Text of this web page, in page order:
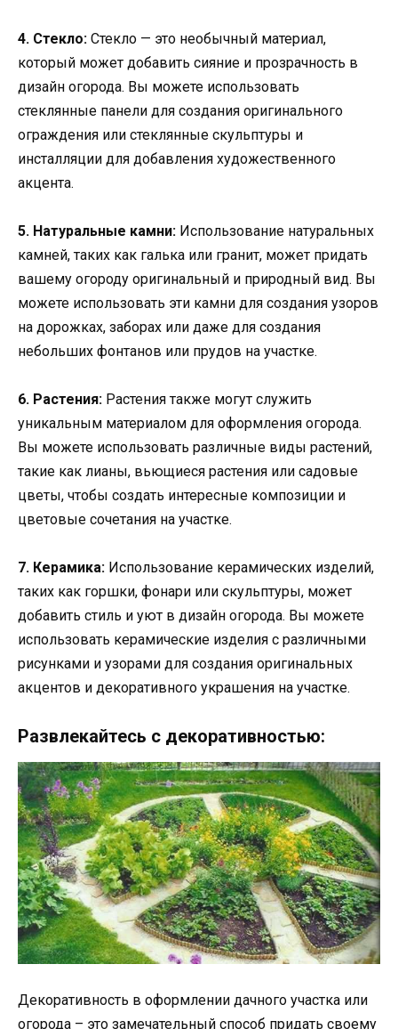
4. Стекло: Стекло — это необычный материал,
который может добавить сияние и прозрачность в
дизайн огорода. Вы можете использовать
стеклянные панели для создания оригинального
ограждения или стеклянные скульптуры и
инсталляции для добавления художественного
акцента.
5. Натуральные камни: Использование натуральных
камней, таких как галька или гранит, может придать
вашему огороду оригинальный и природный вид. Вы
можете использовать эти камни для создания узоров
на дорожках, заборах или даже для создания
небольших фонтанов или прудов на участке.
6. Растения: Растения также могут служить
уникальным материалом для оформления огорода.
Вы можете использовать различные виды растений,
такие как лианы, вьющиеся растения или садовые
цветы, чтобы создать интересные композиции и
цветовые сочетания на участке.
7. Керамика: Использование керамических изделий,
таких как горшки, фонари или скульптуры, может
добавить стиль и уют в дизайн огорода. Вы можете
использовать керамические изделия с различными
рисунками и узорами для создания оригинальных
акцентов и декоративного украшения на участке.
Развлекайтесь с декоративностью:
Декоративность в оформлении дачного участка или
огорода – это замечательный способ придать своему